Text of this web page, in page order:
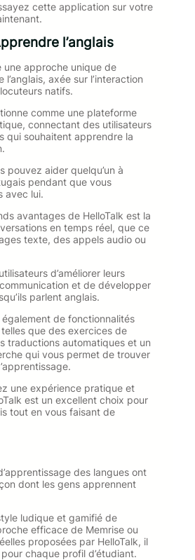
cette application sur votre
l’anglais
une approche unique de
l’anglais, axée sur l’interaction
natifs.
comme une plateforme
connectant des utilisateurs
qui souhaitent apprendre la
pouvez aider quelqu’un à
pendant que vous
avec lui.
avantages de HelloTalk est la
en temps réel, que ce
texte, des appels audio ou
d’améliorer leurs
et de développer
parlent anglais.
également de fonctionnalités
que des exercices de
traductions automatiques et un
qui vous permet de trouver
une expérience pratique et
est un excellent choix pour
tout en vous faisant de
des langues ont
dont les gens apprennent
ludique et gamifié de
efficace de Memrise ou
proposées par HelloTalk, il
chaque profil d’étudiant.